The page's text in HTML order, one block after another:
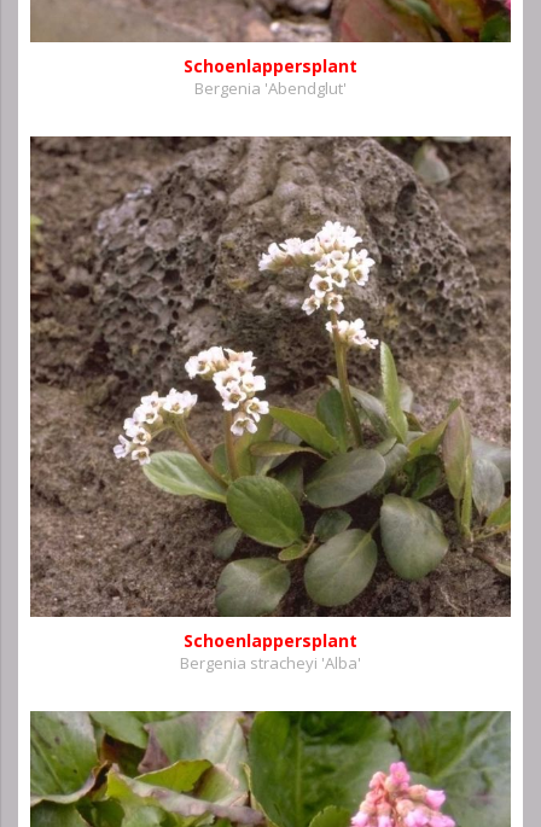
Schoenlappersplant
Bergenia 'Abendglut'
Schoenlappersplant
Bergenia stracheyi 'Alba'